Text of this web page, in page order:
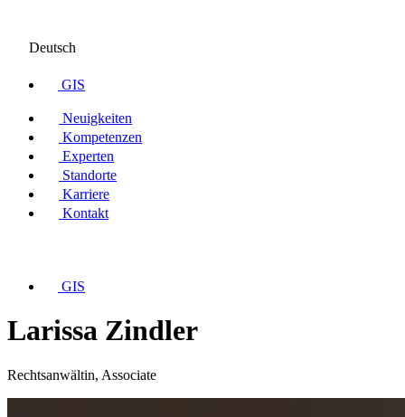
Deutsch
GIS
Neuigkeiten
Kompetenzen
Experten
Standorte
Karriere
Kontakt
GIS
Larissa Zindler
Rechtsanwältin, Associate